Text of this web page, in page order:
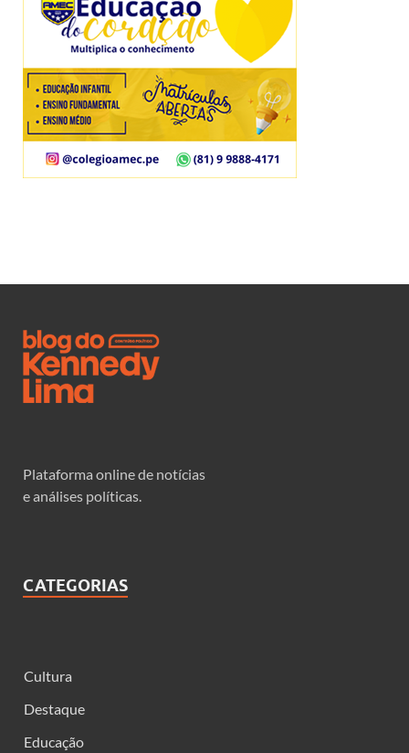
Plataforma online de notícias
e análises políticas.
CATEGORIAS
Cultura
Destaque
Educação